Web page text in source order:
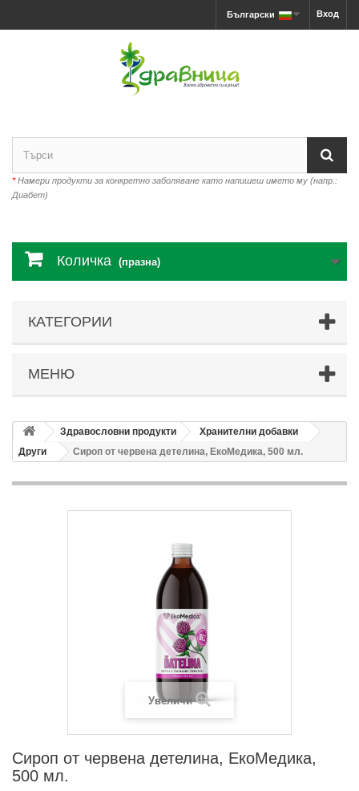
Вход
Български
*Намери продукти за конкретно заболяване като напишеш името му (напр.:
Диабет)
Количка (празна)
КАТЕГОРИИ
МЕНЮ
Здравословни продукти
Хранителни добавки
Други
Сироп от червена детелина, ЕкоМедика, 500 мл.
Увеличи
Сироп от червена детелина, ЕкоМедика,
500 мл.